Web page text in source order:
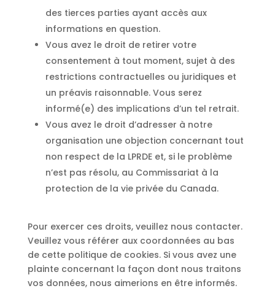
des tierces parties ayant accès aux
informations en question.
Vous avez le droit de retirer votre
consentement à tout moment, sujet à des
restrictions contractuelles ou juridiques et
un préavis raisonnable. Vous serez
informé(e) des implications d’un tel retrait.
Vous avez le droit d’adresser à notre
organisation une objection concernant tout
non respect de la LPRDE et, si le problème
n’est pas résolu, au Commissariat à la
protection de la vie privée du Canada.
Pour exercer ces droits, veuillez nous contacter.
Veuillez vous référer aux coordonnées au bas
de cette politique de cookies. Si vous avez une
plainte concernant la façon dont nous traitons
vos données, nous aimerions en être informés.